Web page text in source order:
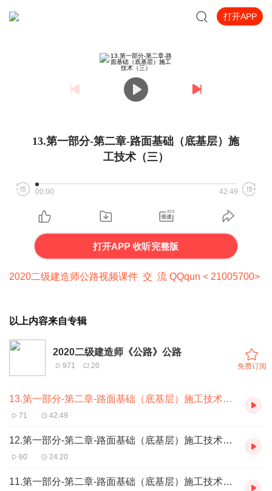
打开APP
13.第一部分-第二章-路面基础（底基层）施
工技术（三）
00:00 42:49
打开APP 收听完整版
2020二级建造师公路视频课件 交 流 QQqun < 21005700>
以上内容来自专辑
2020二级建造师《公路》公路
971 20 免费订阅
13.第一部分-第二章-路面基础（底基层）施工技术（三）
71 42:49
12.第一部分-第二章-路面基础（底基层）施工技术（二）
60 24:20
11.第一部分-第二章-路面基础（底基层）施工技术（一）